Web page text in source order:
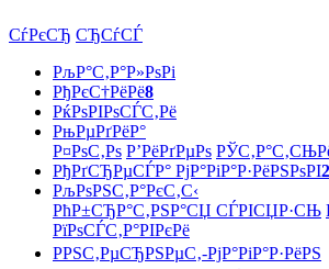
СѓРєСЂ СЂСѓСЃ
РљР°С‚Р°Р»РѕРі
РђРєС†РёРё8
РќРѕРІРѕСЃС‚Рё
РњРµРґРёР°
Р¤РѕС‚Рѕ Р’РёРґРµРѕ
РђРґСЂРµСЃР° РјР°РіР°Р·РёРЅРѕРІ2
РљРѕРЅС‚Р°РєС‚С‹
РћР±СЂР°С‚РЅР°СЏ СЃРІСЏР·СЊ
РїРѕСЃС‚Р°РІРєРё
РРЅС‚РµСЂРЅРµС‚-РјР°РіР°Р·РёРЅ